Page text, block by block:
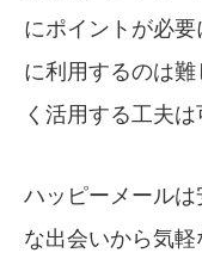
にポイントが必
に利用するのは
く活用する工夫は
ハッピーメール
な出会いから気